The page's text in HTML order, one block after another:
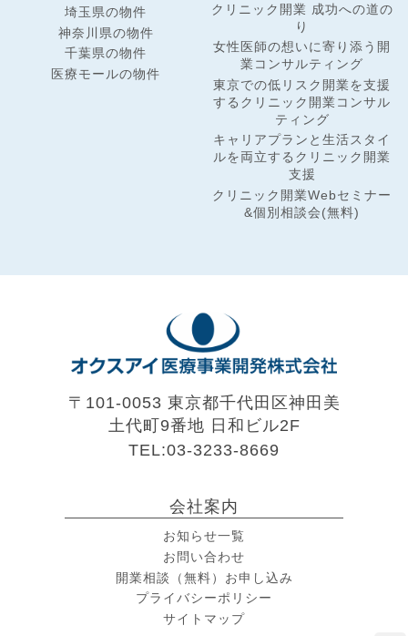
埼玉県の物件
神奈川県の物件
千葉県の物件
医療モールの物件
クリニック開業 成功への道の
り
女性医師の想いに寄り添う開
業コンサルティング
東京での低リスク開業を支援
するクリニック開業コンサル
ティング
キャリアプランと生活スタイ
ルを両立するクリニック開業
支援
クリニック開業Webセミナー
&個別相談会(無料)
〒101-0053 東京都千代田区神田美
土代町9番地 日和ビル2F
TEL:03-3233-8669
会社案内
お知らせ一覧
お問い合わせ
開業相談（無料）お申し込み
プライバシーポリシー
サイトマップ